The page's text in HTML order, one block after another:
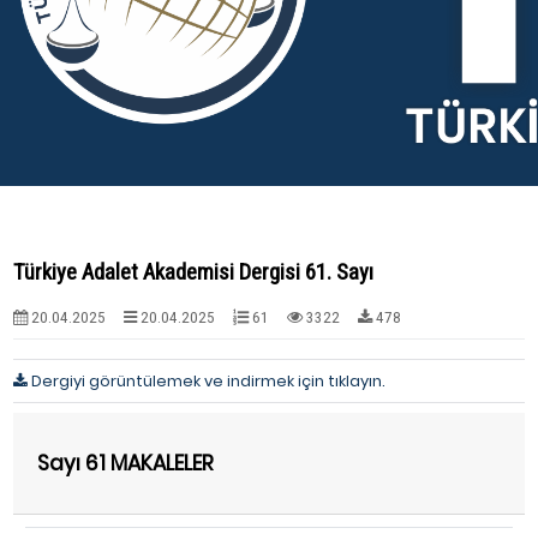
Türkiye Adalet Akademisi Dergisi 61. Sayı
20.04.2025 20.04.2025 61 3322 478
Dergiyi görüntülemek ve indirmek için tıklayın.
Sayı 61 MAKALELER